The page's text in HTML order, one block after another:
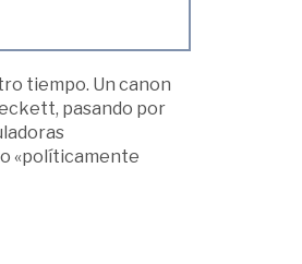
tiempo. Un canon
pasando por
«políticamente